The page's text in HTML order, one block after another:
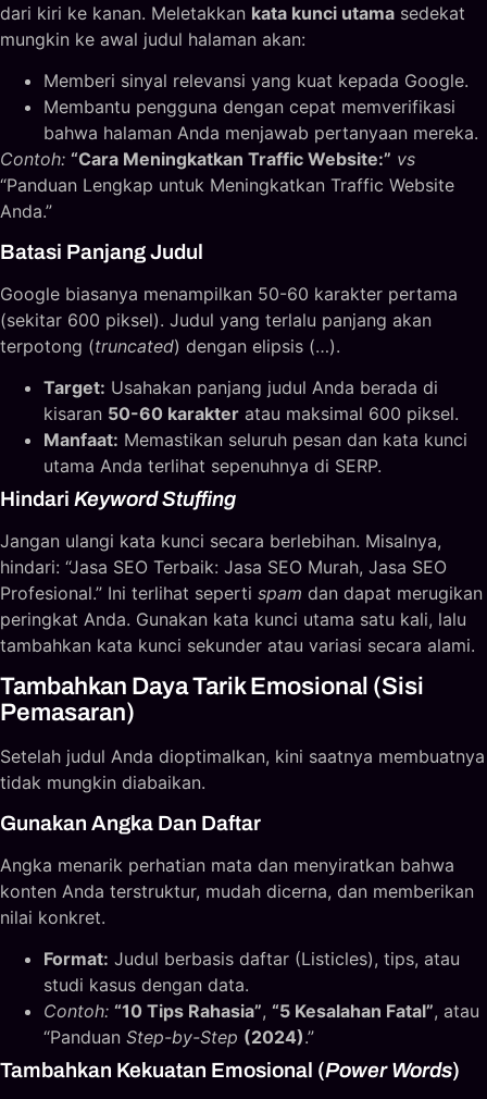
dari kiri ke kanan. Meletakkan kata kunci utama sedekat
mungkin ke awal judul halaman akan:
Memberi sinyal relevansi yang kuat kepada Google.
Membantu pengguna dengan cepat memverifikasi
bahwa halaman Anda menjawab pertanyaan mereka.
Contoh: “Cara Meningkatkan Traffic Website:” vs
“Panduan Lengkap untuk Meningkatkan Traffic Website
Anda.”
Batasi Panjang Judul
Google biasanya menampilkan 50-60 karakter pertama
(sekitar 600 piksel). Judul yang terlalu panjang akan
terpotong (truncated) dengan elipsis (…).
Target: Usahakan panjang judul Anda berada di
kisaran 50-60 karakter atau maksimal 600 piksel.
Manfaat: Memastikan seluruh pesan dan kata kunci
utama Anda terlihat sepenuhnya di SERP.
Hindari Keyword Stuffing
Jangan ulangi kata kunci secara berlebihan. Misalnya,
hindari: “Jasa SEO Terbaik: Jasa SEO Murah, Jasa SEO
Profesional.” Ini terlihat seperti spam dan dapat merugikan
peringkat Anda. Gunakan kata kunci utama satu kali, lalu
tambahkan kata kunci sekunder atau variasi secara alami.
Tambahkan Daya Tarik Emosional (Sisi
Pemasaran)
Setelah judul Anda dioptimalkan, kini saatnya membuatnya
tidak mungkin diabaikan.
Gunakan Angka Dan Daftar
Angka menarik perhatian mata dan menyiratkan bahwa
konten Anda terstruktur, mudah dicerna, dan memberikan
nilai konkret.
Format: Judul berbasis daftar (Listicles), tips, atau
studi kasus dengan data.
Contoh: “10 Tips Rahasia”, “5 Kesalahan Fatal”, atau
“Panduan Step-by-Step (2024).”
Tambahkan Kekuatan Emosional (Power Words)